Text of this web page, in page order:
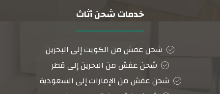
خدمات شحن أثاث
شحن عفش من الكويت إلى البحرين
شحن عفش من البحرين إلى قطر
شحن عفش من الإمارات إلى السعودية